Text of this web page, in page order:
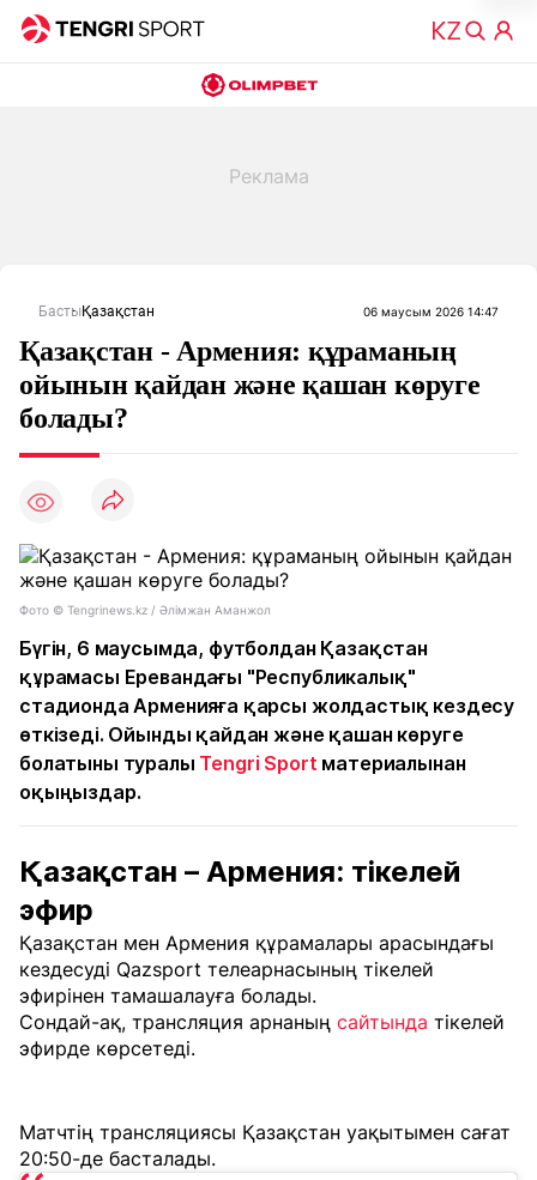
БастыҚазақстан 06 маусым 2026 14:47
Қазақстан - Армения: құраманың
ойынын қайдан және қашан көруге
болады?
Фото © Tengrinews.kz / Әлімжан Аманжол
Бүгін, 6 маусымда, футболдан Қазақстан
құрамасы Еревандағы "Республикалық"
стадионда Арменияға қарсы жолдастық кездесу
өткізеді. Ойынды қайдан және қашан көруге
болатыны туралы Tengri Sport материалынан
оқыңыздар.
Қазақстан – Армения: тікелей
эфир
Қазақстан мен Армения құрамалары арасындағы
кездесуді Qazsport телеарнасының тікелей
эфирінен тамашалауға болады.
Сондай-ақ, трансляция арнаның сайтында тікелей
эфирде көрсетеді.
Матчтің трансляциясы Қазақстан уақытымен сағат
20:50-де басталады.